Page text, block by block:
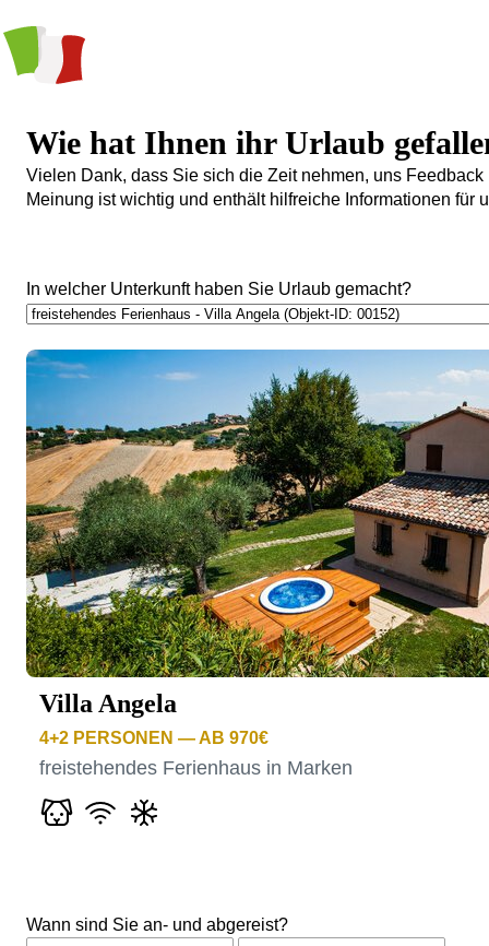
Wie hat Ihnen ihr Urlaub
Vielen Dank, dass Sie sich die Zeit nehmen, uns
Meinung ist wichtig und enthält hilfreiche Informationen für
In welcher Unterkunft haben Sie Urlaub gemacht?
Villa Angela
4+2 PERSONEN — AB 970€
freistehendes Ferienhaus in Marken
Wann sind Sie an- und abgereist?